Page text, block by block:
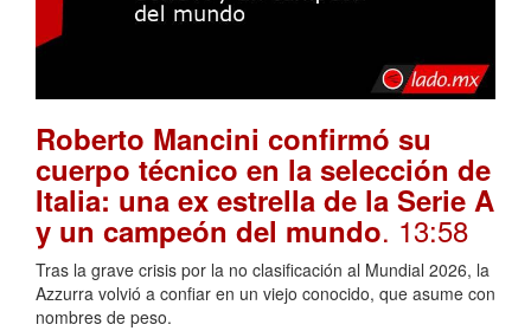
Roberto Mancini confirmó su
cuerpo técnico en la selección de
Italia: una ex estrella de la Serie A
y un campeón del mundo. 13:58
Tras la grave crisis por la no clasificación al Mundial 2026, la
Azzurra volvió a confiar en un viejo conocido, que asume con
nombres de peso.